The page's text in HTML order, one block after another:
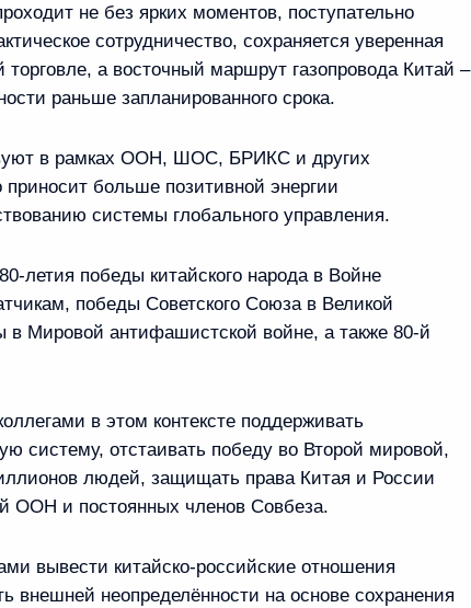
университета имени
область, Ново-Огарёво
Республики Гвинея-Бисау
АСИ 3
не без ярких моментов, поступательно
сотрудничество, сохраняется уверенная
торговле, а восточный маршрут газопровода Китай –
раньше запланированного срока.
в рамках ООН, ШОС, БРИКС и других
больше позитивной энергии
системы глобального управления.
летия победы китайского народа в Войне
победы Советского Союза в Великой
в Мировой антифашистской войне, а также 80-й
в этом контексте поддерживать
систему, отстаивать победу во Второй мировой,
людей, защищать права Китая и России
ООН и постоянных членов Совбеза.
вывести китайско-российские отношения
внешней неопределённости на основе сохранения